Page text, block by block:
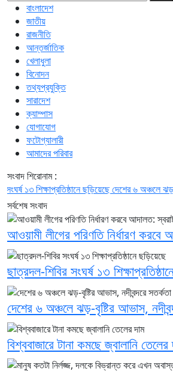
বাংলাদেশ
জাতীয়
রাজনীতি
আন্তর্জাতিক
খেলাধুলা
বিনোদন
তথ্যপ্রযুক্তি
সারাদেশ
ক্যাম্পাস
যোগাযোগ
ফটোগ্যালারী
আমাদের পরিবার
সংবাদ শিরোনাম :
শিক্ষাপ্রতিষ্ঠানে ছড়িয়েছেদেশের ৬ অঞ্চলে ঝড়-বৃষ্টির
সর্বশেষ সংবাদ
আওয়ামী লীগের পরিণতি নির্ধারণ করবে
ছাত্রদল-শিবির সংঘর্ষ ১৩
দেশের ৬ অঞ্চলে ঝড়-বৃষ্টির আভাস,
বিশ্ববাজারে টানা কমছে জ্বালানি তেলের